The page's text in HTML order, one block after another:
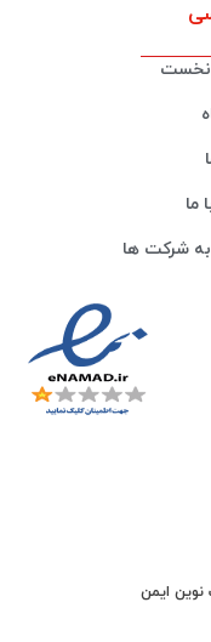
ما
شرکت ها
نوین ایمن